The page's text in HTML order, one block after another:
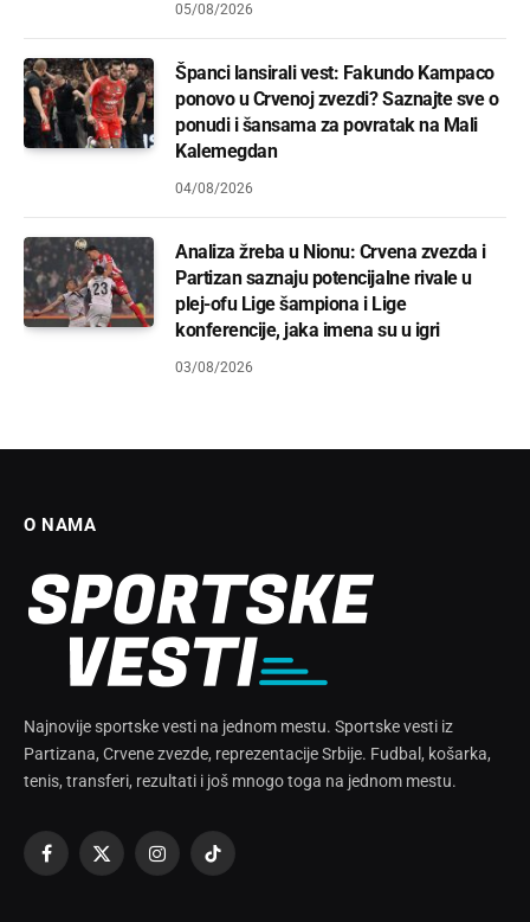
05/08/2026
Španci lansirali vest: Fakundo Kampaco
ponovo u Crvenoj zvezdi? Saznajte sve o
ponudi i šansama za povratak na Mali
Kalemegdan
04/08/2026
Analiza žreba u Nionu: Crvena zvezda i
Partizan saznaju potencijalne rivale u
plej-ofu Lige šampiona i Lige
konferencije, jaka imena su u igri
03/08/2026
O NAMA
Najnovije sportske vesti na jednom mestu. Sportske vesti iz
Partizana, Crvene zvezde, reprezentacije Srbije. Fudbal, košarka,
tenis, transferi, rezultati i još mnogo toga na jednom mestu.
Facebook
X
InstagramTikTok